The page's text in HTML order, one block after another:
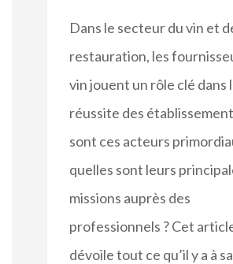
Dans le secteur du vin et
restauration, les
vin jouent un rôle clé dans
réussite des
sont ces acteurs
quelles sont leurs
missions auprès des
professionnels ? Cet
dévoile tout ce qu’il y a à